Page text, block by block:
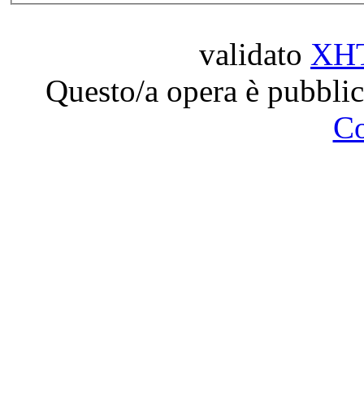
validato
Questo/a opera è